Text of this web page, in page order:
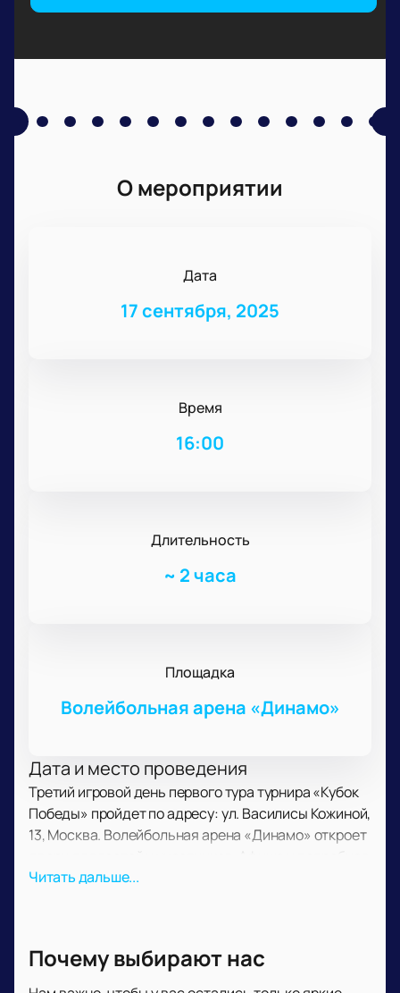
О мероприятии
Дата
17 сентября, 2025
Время
16:00
Длительность
~ 2 часа
Площадка
Волейбольная арена «Динамо»
Дата и место проведения
Третий игровой день первого тура турнира «Кубок
Победы» пройдет по адресу: ул. Василисы Кожиной,
13, Москва. Волейбольная арена «Динамо» откроет
программа доступны на нашем сайте.
Отечественной войне. В проекте участвуют
известные спортсмены и команды. Программа
включает спортивные номера и миниатюры. В
Читать дальше...
Почему выбирают нас